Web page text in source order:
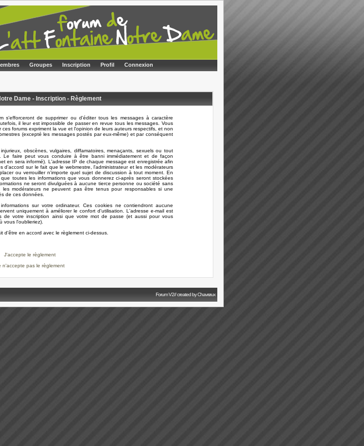
Groupes Inscription Profil Connexion
Dame - Inscription - Règlement
s'efforceront de supprimer ou d'éditer tous les messages à caractère
il leur est impossible de passer en revue tous les messages. Vous
forums expriment la vue et l'opinion de leurs auteurs respectifs, et non
(excepté les messages postés par eux-même) et par conséquent
obscènes, vulgaires, diffamatoires, menaçants, sexuels ou tout
Le faire peut vous conduire à être banni immédiatement et de façon
en sera informé). L'adresse IP de chaque message est enregistrée afin
d'accord sur le fait que le webmestre, l'administrateur et les modérateurs
ou verrouiller n'importe quel sujet de discussion à tout moment. En
toutes les informations que vous donnerez ci-après seront stockées
ne seront divulguées à aucune tierce personne ou société sans
les modérateurs ne peuvent pas être tenus pour responsables si une
de ces données.
sur votre ordinateur. Ces cookies ne contiendront aucune
uniquement à améliorer le confort d'utilisation. L'adresse e-mail est
de votre inscription ainsi que votre mot de passe (et aussi pour vous
vous l'oublieriez).
d'être en accord avec le règlement ci-dessus.
J'accepte le règlement
n'accepte pas le règlement
Forum V2// created by Chavrøux